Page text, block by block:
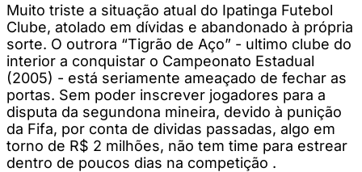
Muito triste a situação atual do Ipatinga Futebol
Clube, atolado em dívidas e abandonado à própria
sorte. O outrora “Tigrão de Aço” - ultimo clube do
interior a conquistar o Campeonato Estadual
(2005) - está seriamente ameaçado de fechar as
portas. Sem poder inscrever jogadores para a
disputa da segundona mineira, devido à punição
da Fifa, por conta de dividas passadas, algo em
torno de R$ 2 milhões, não tem time para estrear
dentro de poucos dias na competição .